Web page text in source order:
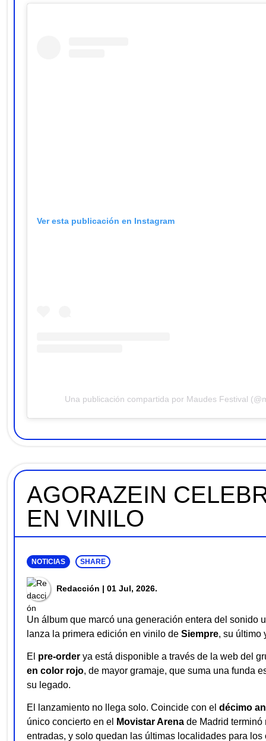
Ver esta publicación en Instagram
Una publicación compartida por Maudes Festival
AGORAZEIN
EN VINILO
NOTICIAS SHARE
Redacción | 01 Jul, 2026.
Un álbum que marcó una generación entera del
lanza la primera edición en vinilo de Siempre, su último
El pre-order ya está disponible a través de la web del
en color rojo, de mayor gramaje, que suma una funda
su legado.
El lanzamiento no llega solo. Coincide con el décimo
único concierto en el
Movistar Arena de Madrid terminó
entradas, y solo quedan las últimas localidades para los